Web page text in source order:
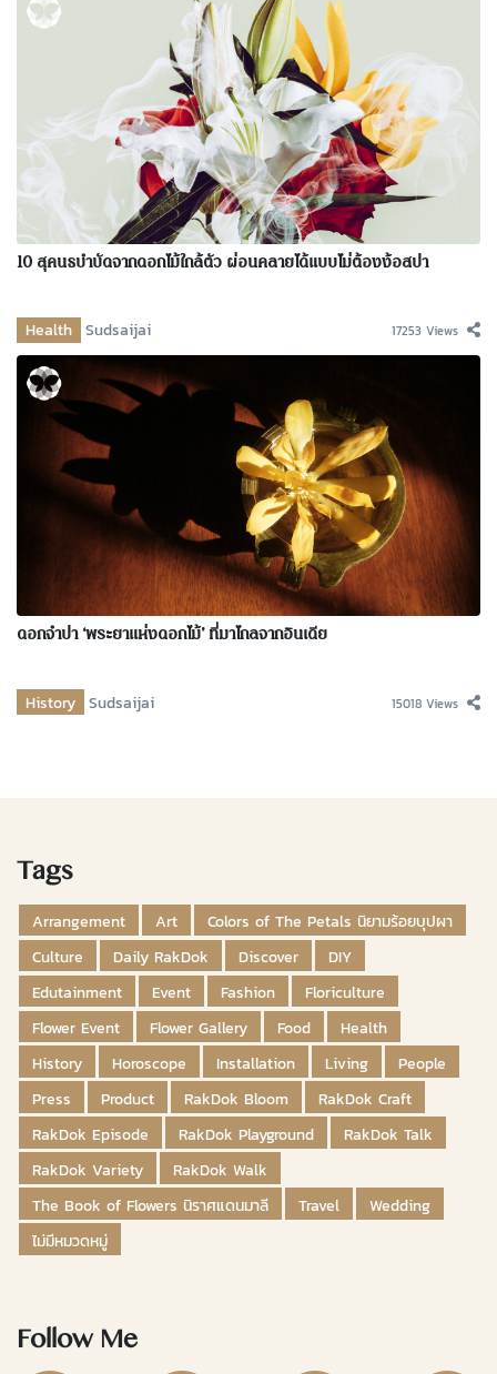
10 สุคนธบำบัดจากดอกไม้ใกล้ตัว ผ่อนคลายได้แบบไม่ต้องง้อสปา
Health Sudsaijai 17253 Views
ดอกจำปา ‘พระยาแห่งดอกไม้’ ที่มาไกลจากอินเดีย
History Sudsaijai 15018 Views
Tags
Arrangement Art
Colors of The Petals นิยามร้อยบุปผา
Culture
Daily RakDok Discover
DIY
Edutainment
Event Fashion
Floriculture
Flower Event
Flower Gallery Food
Health
History
Horoscope Installation Living
People
Press
Product RakDok Bloom
RakDok Craft
RakDok Episode
RakDok Playground
RakDok Talk
RakDok Variety
RakDok Walk
The Book of Flowers นิราศแดนมาลี
Travel
Wedding
ไม่มีหมวดหมู่
Follow Me